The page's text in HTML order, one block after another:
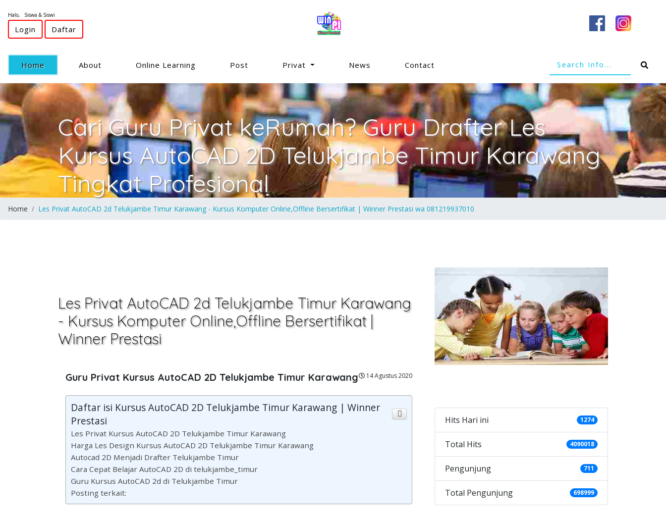
Halo, Siswa & Siswi
Login Daftar
Home(current) About Online Learning Post Privat News Contact
Cari Guru Privat keRumah? Guru Drafter Les
Kursus AutoCAD 2D Telukjambe Timur Karawang
Tingkat Profesional
Home Les Privat AutoCAD 2d Telukjambe Timur Karawang - Kursus Komputer Online,Offline Bersertifikat | Winner Prestasi wa 081219937010
Les Privat AutoCAD 2d Telukjambe Timur Karawang
- Kursus Komputer Online,Offline Bersertifikat |
Winner Prestasi
14 Agustus 2020
Guru Privat Kursus AutoCAD 2D Telukjambe Timur Karawang
Daftar isi Kursus AutoCAD 2D Telukjambe Timur Karawang | Winner
Prestasi
Les Privat Kursus AutoCAD 2D Telukjambe Timur Karawang
Harga Les Design Kursus AutoCAD 2D Telukjambe Timur Karawang
Autocad 2D Menjadi Drafter Telukjambe Timur
Cara Cepat Belajar AutoCAD 2D di telukjambe_timur
Guru Kursus AutoCAD 2d di Telukjambe Timur
Posting terkait:
Hits Hari ini 1274
Total Hits 4090018
Pengunjung 711
Total Pengunjung 698999